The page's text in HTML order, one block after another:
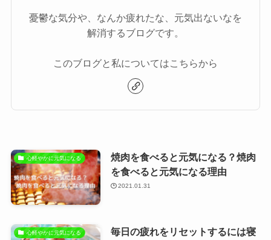
憂鬱な気分や、なんか疲れたな、元気出ないなを
解消するブログです。
このブログと私についてはこちらから
心軽やかに元気になる
焼肉を食べると元気になる？焼肉
を食べると元気になる理由
2021.01.31
心軽やかに元気になる
毎日の疲れをリセットするには寝